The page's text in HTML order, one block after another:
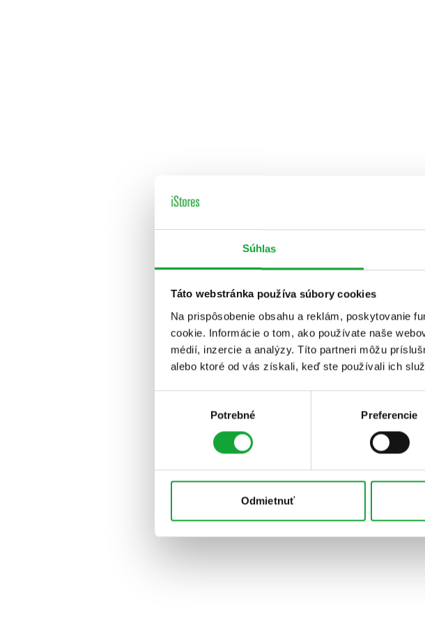
Súhlas
Táto webstránka používa súbory cookies
Na prispôsobenie obsahu a reklám, poskytovanie
cookie. Informácie o tom, ako používate naše
médií, inzercie a analýzy. Títo partneri môžu
alebo ktoré od vás získali, keď ste používali ich
Potrebné Preferencie
Odmietnuť